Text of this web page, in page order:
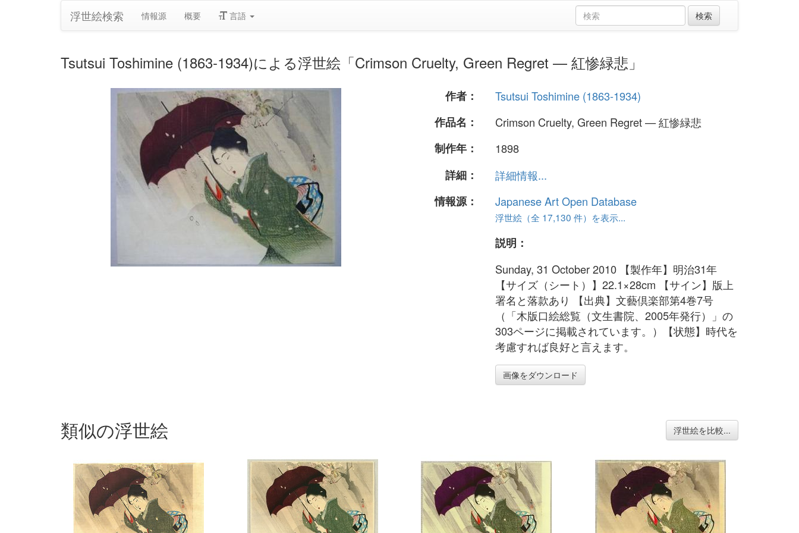
浮世絵検索 情報源 概要 言語
Tsutsui Toshimine (1863-1934)による浮世絵「Crimson Cruelty, Green Regret — 紅惨緑悲」
作者：
Tsutsui Toshimine (1863-1934)
作品名：
Crimson Cruelty, Green Regret — 紅惨緑悲
制作年：
1898
詳細：
詳細情報...
情報源：
Japanese Art Open Database
浮世絵（全 17,130 件）を表示...
説明：
Sunday, 31 October 2010 【製作年】明治31年
【サイズ（シート）】22.1×28cm 【サイン】版上
署名と落款あり 【出典】文藝倶楽部第4巻7号
（「木版口絵総覧（文生書院、2005年発行）」の
303ページに掲載されています。）【状態】時代を
考慮すれば良好と言えます。
画像をダウンロード
類似の浮世絵 浮世絵を比較...